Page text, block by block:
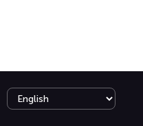
Select language